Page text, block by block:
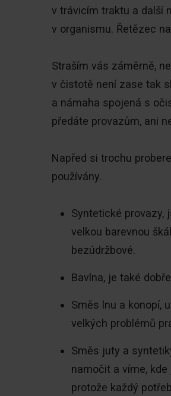
v trávicím traktu a další
v organismu. Řetězec
Straším vás záměrně,
v čistotě není zase tak
a námaha spojená s
předáte provazům, ani
Napřed si trochu
používány.
Syntetické provazy,
velkou barevnou
bezúdržbové.
Bavlna, je také
Směs lnu a konopí,
velkých problémů
Směs juty a
namočit a víme,
protože každý